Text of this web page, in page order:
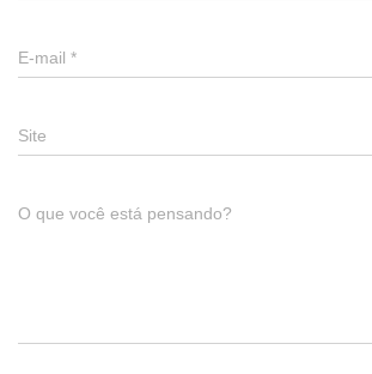
E-mail *
Site
O que você está pensando?